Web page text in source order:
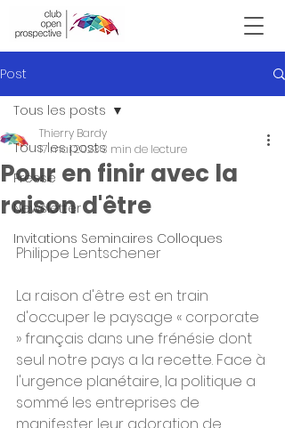
Victor Hugo
Post
Tous les posts
Presse
Newsletter
Invitations Seminaires Colloques
Tous les posts
Pour en finir avec la
raison d'être
Thierry Bardy
17 mai 20233 min de lecture
Philippe Lentschener
La raison d'être est en train
d'occuper le paysage « corporate
» français dans une frénésie dont
seul notre pays a la recette. Face à
l'urgence planétaire, la politique a
sommé les entreprises de